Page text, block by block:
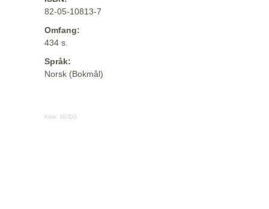
82-05-10813-7
Omfang:
434 s.
Språk:
Norsk (Bokmål)
Kilde: MODS